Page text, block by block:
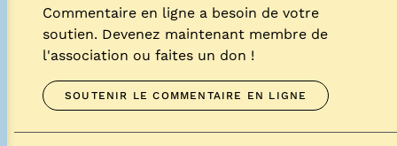
Commentaire en ligne a besoin de votre
soutien. Devenez maintenant membre de
l'association ou faites un don !
SOUTENIR LE COMMENTAIRE EN LIGNE